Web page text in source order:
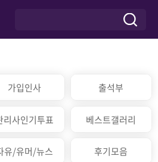
가입인사 출석부
리사인기투표 베스트갤러리
유/유머/뉴스 후기모음